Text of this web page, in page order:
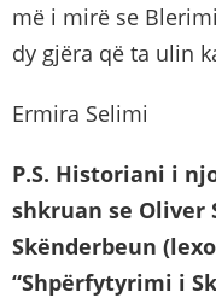
më i mirë se
dy gjëra që ta ulin
Ermira Selimi
P.S. Historiani i
shkruan se Oliver
Skënderbeun
“Shpërfytyrimi i